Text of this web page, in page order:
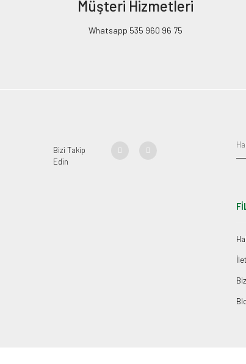
Müşteri Hizmetleri
Whatsapp 535 960 96 75
Bizi Takip
Edin